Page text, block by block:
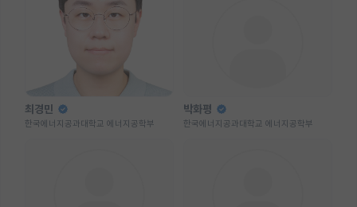
최경민
한국에너지공과대학교 에너지공학부
박화평
한국에너지공과대학교 에너지공학부